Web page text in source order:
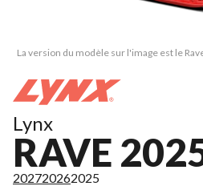
La version du modèle sur l'image est le
Lynx
RAVE
202720262025